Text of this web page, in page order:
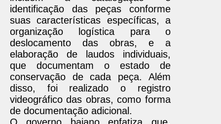
identificação das peças conforme
suas características específicas, a
organização logística para o
deslocamento das obras, e a
elaboração de laudos individuais,
que documentam o estado de
conservação de cada peça. Além
disso, foi realizado o registro
videográfico das obras, como forma
de documentação adicional.